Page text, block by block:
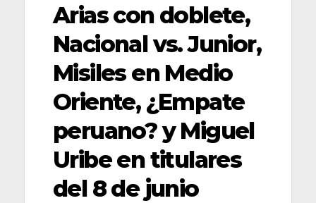
Arias con doblete,
Nacional vs. Junior,
Misiles en Medio
Oriente, ¿Empate
peruano? y Miguel
Uribe en titulares
del 8 de junio